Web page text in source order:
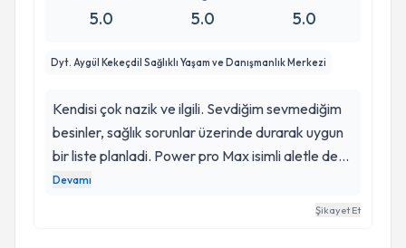
5.0 5.0 5.0
Dyt. Aygül Kekeçdil Sağlıklı Yaşam ve Danışmanlık Merkezi
Kendisi çok nazik ve ilgili. Sevdiğim sevmediğim
besinler, sağlık sorunlar üzerinde durarak uygun
bir liste planladi. Power pro Max isimli aletle de
incelme sürecimde destekleneceğim. Kısa
sürede belirgin sonuçlar alacağımı düşünüyorum.
Devamı
Şikayet Et